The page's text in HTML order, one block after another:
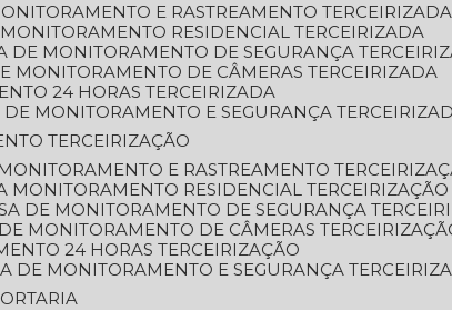
E RASTREAMENTO TERCEIRIZADA
MONITORAMENTO RESIDENCIAL TERCEIRIZADA
DE MONITORAMENTO DE SEGURANÇA
MONITORAMENTO DE CÂMERAS TERCEIRIZADA
24 HORAS TERCEIRIZADA
DE MONITORAMENTO E SEGURANÇA
TERCEIRIZAÇÃO
MONITORAMENTO E RASTREAMENTO
MONITORAMENTO RESIDENCIAL TERCEIRIZAÇÃO
DE MONITORAMENTO DE SEGURANÇA
DE MONITORAMENTO DE CÂMERAS
24 HORAS TERCEIRIZAÇÃO
DE MONITORAMENTO E SEGURANÇA